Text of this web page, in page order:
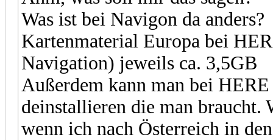
Was ist bei Navigon da anders?
Kartenmaterial Europa bei
Navigation) jeweils ca. 3,5GB
Außerdem kann man bei
deinstallieren die man braucht.
wenn ich nach Österreich in